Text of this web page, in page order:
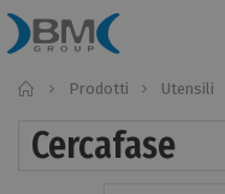
Home
Prodotti Utensili
Cercafase